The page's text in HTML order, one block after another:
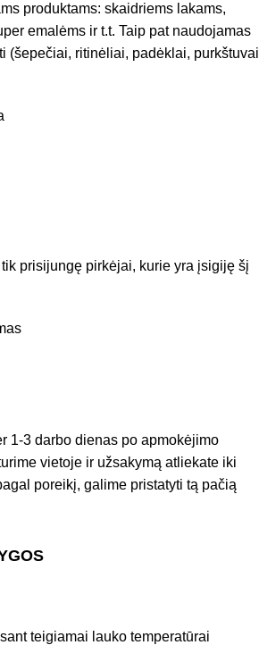
produktams: skaidriems lakams,
emalėms ir t.t. Taip pat naudojamas
(šepečiai, ritinėliai, padėklai, purkštuvai
prisijungę pirkėjai, kurie yra įsigiję šį
1-3 darbo dienas po apmokėjimo
vietoje ir užsakymą atliekate iki
poreikį, galime pristatyti tą pačią
teigiamai lauko temperatūrai